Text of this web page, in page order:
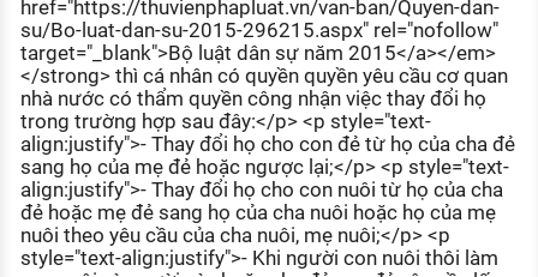
Kỹ năng nghề nghiệp
HƯỚNG NGHIỆP VIỆC LÀM
Đặc trưng từng nghề
Xu hướng việc làm
XÂY DỰNG VÀ PHÁT TRIỂN ĐỘI NGŨ
NHÂN SỰ
TUYỂN DỤNG VIỆC LÀM
href="https://thuvienphapluat.vn/van-ban/Quyen-dan-
su/Bo-luat-dan-su-2015-296215.aspx" rel="nofollow"
target="_blank">Bộ luật dân sự năm 2015</a></em>
</strong> thì cá nhân có quyền quyền yêu cầu cơ quan
nhà nước có thẩm quyền công nhận việc thay đổi họ
trong trường hợp sau đây:</p> <p style="text-
align:justify">- Thay đổi họ cho con đẻ từ họ của cha đẻ
sang họ của mẹ đẻ hoặc ngược lại;</p> <p style="text-
align:justify">- Thay đổi họ cho con nuôi từ họ của cha
đẻ hoặc mẹ đẻ sang họ của cha nuôi hoặc họ của mẹ
nuôi theo yêu cầu của cha nuôi, mẹ nuôi;</p> <p
style="text-align:justify">- Khi người con nuôi thôi làm